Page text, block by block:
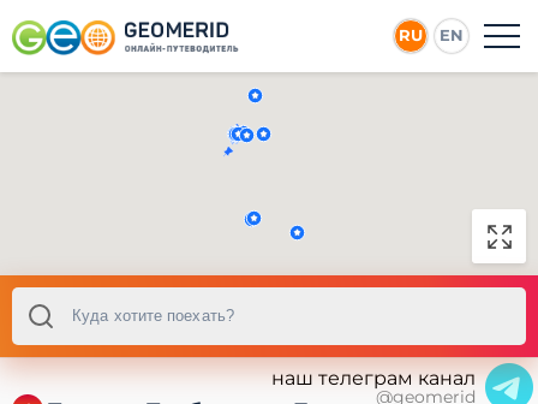
RU EN
наш телеграм канал
@geomerid